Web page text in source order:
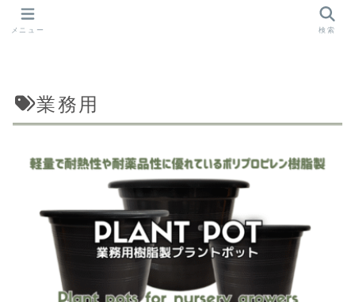
業務用
メニュー 検索